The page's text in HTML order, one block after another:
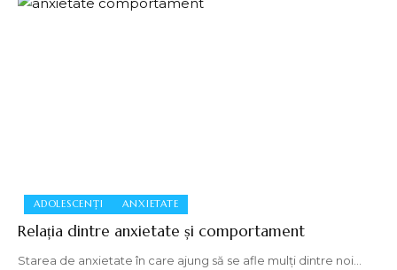
ADOLESCENȚI ANXIETATE
Relația dintre anxietate și comportament
Starea de anxietate în care ajung să se afle mulți dintre noi…